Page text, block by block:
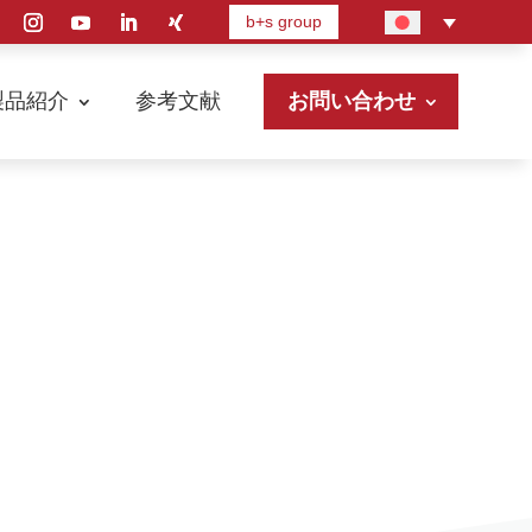
b+s group
品紹介 参考文献 お問い合わせ